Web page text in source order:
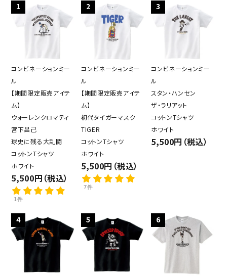
1
コンビネーションミー
ル
【期間限定販売アイテ
ム】
ウォーレンクロマティ
宮下昌己
球史に残る大乱闘
コットンTシャツ
ホワイト
5,500円（税込）
1件
2
コンビネーションミー
ル
【期間限定販売アイテ
ム】
初代タイガーマスク
TIGER
コットンTシャツ
ホワイト
5,500円（税込）
7件
3
コンビネーションミー
ル
スタン・ハンセン
ザ・ラリアット
コットンTシャツ
ホワイト
5,500円（税込）
4 5 6